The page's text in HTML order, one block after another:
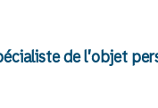
de l’objet